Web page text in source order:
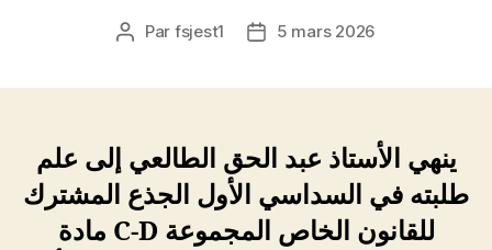
Auteur
Par fsjest1
Date5 mars 2026
ينهي الأستاذ عبد الحق الطالعي إلى علم
طلبته في السداسي الأول الجذع المشترك
للقانون الخاص المجموعة C-D مادة